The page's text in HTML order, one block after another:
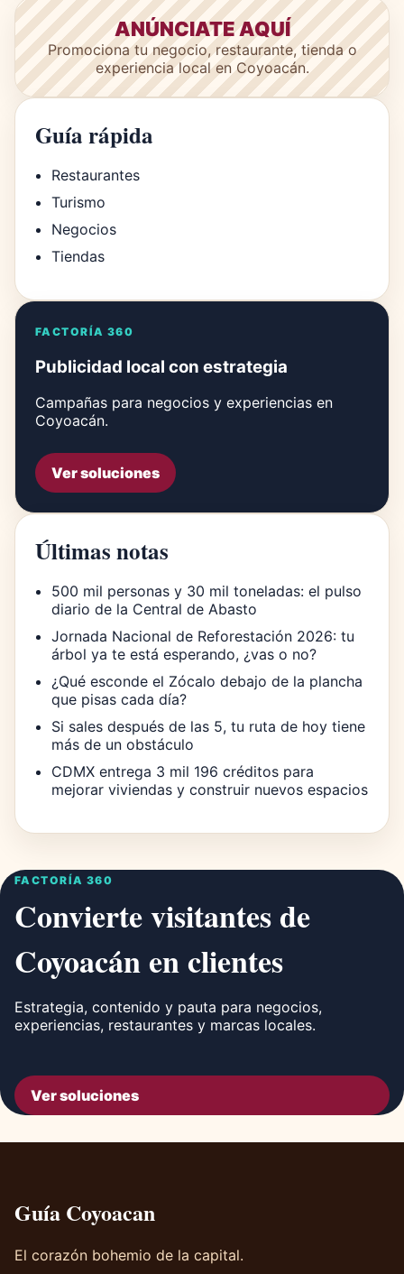
ANÚNCIATE AQUÍ
Promociona tu negocio, restaurante, tienda o
experiencia local en Coyoacán.
Guía rápida
Restaurantes
Turismo
Negocios
Tiendas
FACTORÍA 360
Publicidad local con estrategia
Campañas para negocios y experiencias en
Coyoacán.
Ver soluciones
Últimas notas
500 mil personas y 30 mil toneladas: el pulso
diario de la Central de Abasto
Jornada Nacional de Reforestación 2026: tu
árbol ya te está esperando, ¿vas o no?
¿Qué esconde el Zócalo debajo de la plancha
que pisas cada día?
Si sales después de las 5, tu ruta de hoy tiene
más de un obstáculo
CDMX entrega 3 mil 196 créditos para
mejorar viviendas y construir nuevos espacios
FACTORÍA 360
Convierte visitantes de
Coyoacán en clientes
Estrategia, contenido y pauta para negocios,
experiencias, restaurantes y marcas locales.
Ver soluciones
Guía Coyoacan
El corazón bohemio de la capital.